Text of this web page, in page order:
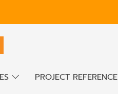
PROJECT REFERENCE